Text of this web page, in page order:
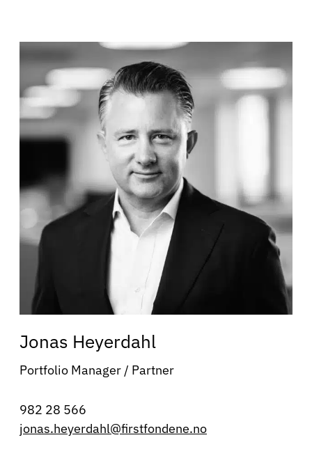
Jonas Heyerdahl
Portfolio Manager / Partner
982 28 566
jonas.heyerdahl@firstfondene.no